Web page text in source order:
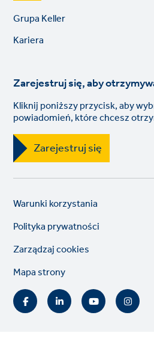
Footer
links
Grupa Keller
Kariera
Zarejestruj się, aby
Kliknij poniższy przycisk, aby
powiadomień, które chcesz
Zarejestruj się
Legal
links
Warunki korzystania
Polityka prywatności
Zarządzaj cookies
Mapa strony